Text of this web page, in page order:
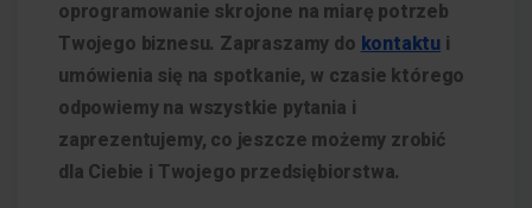
oprogramowanie skrojone na miarę potrzeb
Twojego biznesu. Zapraszamy do kontaktu i
umówienia się na spotkanie, w czasie którego
odpowiemy na wszystkie pytania i
zaprezentujemy, co jeszcze możemy zrobić
dla Ciebie i Twojego przedsiębiorstwa.